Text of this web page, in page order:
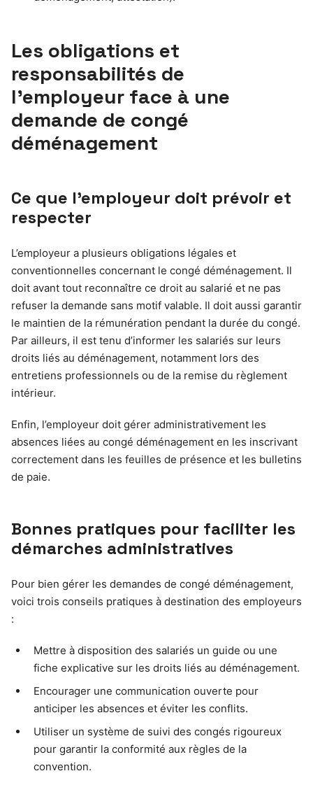
Les obligations et
responsabilités de
l’employeur face à une
demande de congé
déménagement
Ce que l’employeur doit prévoir et
respecter
L’employeur a plusieurs obligations légales et
conventionnelles concernant le congé déménagement. Il
doit avant tout reconnaître ce droit au salarié et ne pas
refuser la demande sans motif valable. Il doit aussi garantir
le maintien de la rémunération pendant la durée du congé.
Par ailleurs, il est tenu d’informer les salariés sur leurs
droits liés au déménagement, notamment lors des
entretiens professionnels ou de la remise du règlement
intérieur.
Enfin, l’employeur doit gérer administrativement les
absences liées au congé déménagement en les inscrivant
correctement dans les feuilles de présence et les bulletins
de paie.
Bonnes pratiques pour faciliter les
démarches administratives
Pour bien gérer les demandes de congé déménagement,
voici trois conseils pratiques à destination des employeurs
:
Mettre à disposition des salariés un guide ou une
fiche explicative sur les droits liés au déménagement.
Encourager une communication ouverte pour
anticiper les absences et éviter les conflits.
Utiliser un système de suivi des congés rigoureux
pour garantir la conformité aux règles de la
convention.